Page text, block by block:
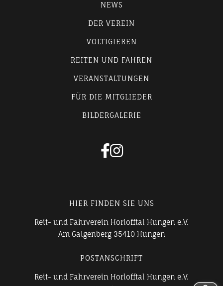
NEWS
DER VEREIN
VOLTIGIEREN
REITEN UND FAHREN
VERANSTALTUNGEN
FÜR DIE MITGLIEDER
BILDERGALERIE

HIER FINDEN SIE UNS
Reit- und Fahrverein Horlofftal Hungen e.V.
Am Galgenberg 35410 Hungen
POSTANSCHRIFT
Reit- und Fahrverein Horlofftal Hungen e.V.